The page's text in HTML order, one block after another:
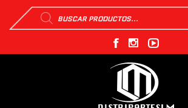
Búsqueda
de
productos